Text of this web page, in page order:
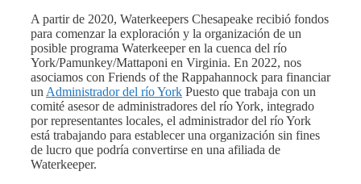
A partir de 2020, Waterkeepers Chesapeake recibió fondos
para comenzar la exploración y la organización de un
posible programa Waterkeeper en la cuenca del río
York/Pamunkey/Mattaponi en Virginia. En 2022, nos
asociamos con Friends of the Rappahannock para financiar
un Administrador del río York Puesto que trabaja con un
comité asesor de administradores del río York, integrado
por representantes locales, el administrador del río York
está trabajando para establecer una organización sin fines
de lucro que podría convertirse en una afiliada de
Waterkeeper.